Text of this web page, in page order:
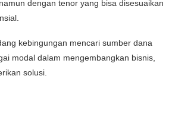
dengan tenor yang bisa disesuaikan
kebingungan mencari sumber dana
modal dalam mengembangkan bisnis,
solusi.